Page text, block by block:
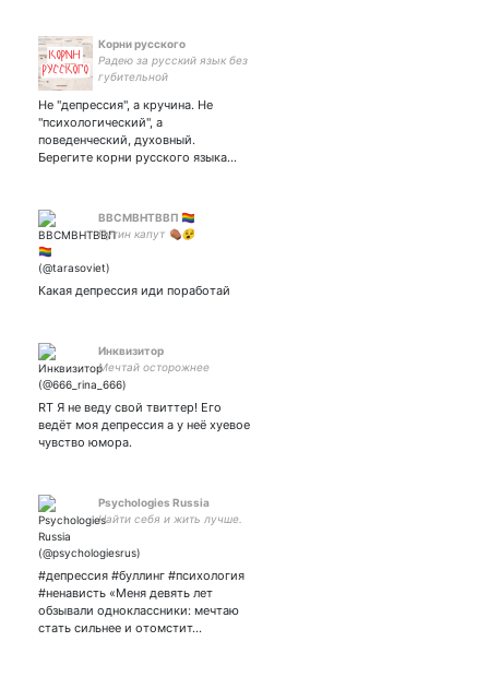
Корни русского
Радею за русский язык без
губительной
корни, против
братоубийственной бойни.
(в личке отвечаю только
подписчикам - медленно,
Не "депрессия", а кручина. Не
"психологический", а
поведенческий, духовный.
Берегите корни русского языка…
ВВСМВНТВВП 🏳‍🌈
Путин капут ⚰😵
Какая депрессия иди поработай
Инквизитор
Мечтай осторожнее
RT Я не веду свой твиттер! Его
ведёт моя депрессия а у неё хуевое
чувство юмора.
Psychologies Russia
Найти себя и жить лучше.
#депрессия #буллинг #психология
#ненависть «Меня девять лет
обзывали одноклассники: мечтаю
стать сильнее и отомстит…